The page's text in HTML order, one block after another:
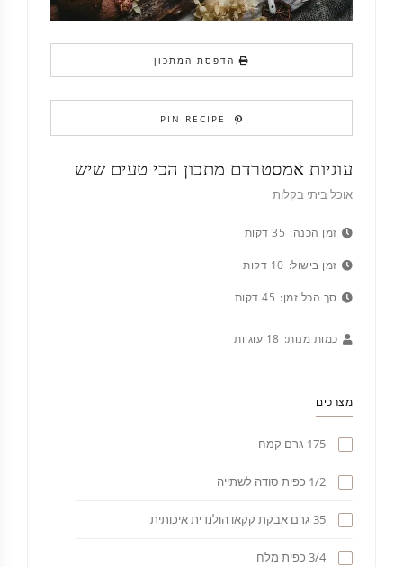
הדפסת המתכון
PIN RECIPE
עוגיות אמסטרדם מתכון הכי טעים שיש
אוכל ביתי בקלות
זמן הכנה: 35 דקות
זמן בישול: 10 דקות
סך הכל זמן: 45 דקות
כמות מנות: 18 עוגיות
מצרכים
175 גרם קמח
1/2 כפית סודה לשתייה
35 גרם אבקת קקאו הולנדית איכותית
3/4 כפית מלח